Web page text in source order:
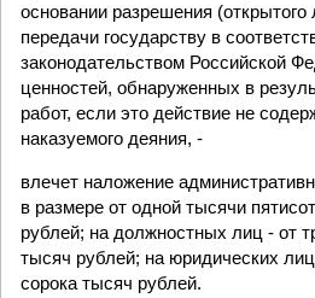
основании разрешения (открытого
передачи государству в
законодательством Российской
ценностей, обнаруженных в
работ, если это действие не
наказуемого деяния, -
влечет наложение
в размере от одной тысячи
рублей; на должностных лиц - от
тысяч рублей; на юридических
сорока тысяч рублей.